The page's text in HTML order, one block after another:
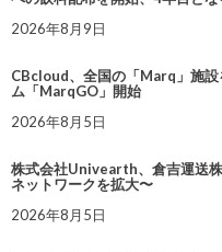
2026年8月9日
CBcloud、全国の「Marq」施
ム「MarqGO」開始
2026年8月5日
株式会社Univearth、倉吉運送
ネットワークを拡大〜
2026年8月5日